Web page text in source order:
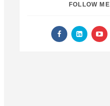
FOLLOW ME